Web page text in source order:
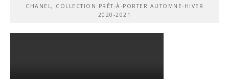
CHANEL, COLLECTION PRÊT-À-PORTER AUTOMNE-HIVER
2020-2021